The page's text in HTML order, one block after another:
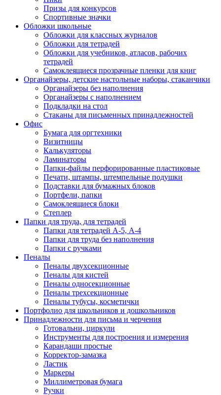
Призы для конкурсов
Спортивные значки
Обложки школьные
Обложки для классных журналов
Обложки для тетрадей
Обложки для учебников, атласов, рабочих
тетрадей
Самоклеящиеся прозрачные пленки для книг
Органайзеры, детские настольные наборы, стаканчики
Органайзеры без наполнения
Органайзеры с наполнением
Подкладки на стол
Стаканы для письменных принадлежностей
Офис
Бумага для оргтехники
Визитницы
Калькуляторы
Ламинаторы
Папки-файлы перфорированные пластиковые
Печати, штампы, штемпельные подушки
Подставки для бумажных блоков
Портфели, папки
Самоклеящиеся блоки
Степлер
Папки для труда, для тетрадей
Папки для тетрадей А-5, А-4
Папки для труда без наполнения
Папки с ручками
Пеналы
Пеналы двухсекционные
Пеналы для кистей
Пеналы односекционные
Пеналы трехсекционные
Пеналы тубусы, косметички
Портфолио для школьников и дошкольников
Принадлежности для письма и черчения
Готовальни, циркули
Инструменты для построения и измерения
Карандаши простые
Корректор-замазка
Ластик
Маркеры
Миллиметровая бумага
Ручки